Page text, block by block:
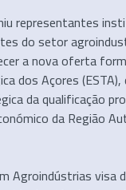
representantes
do setor
a nova oferta
dos Açores
da qualificação
da Região
Agroindústrias visa